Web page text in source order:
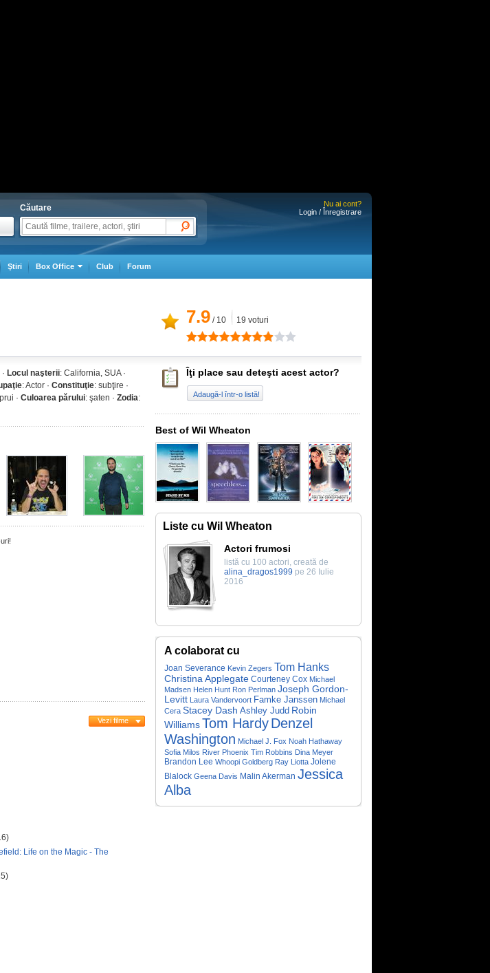
Căutare
Nu ai cont?
Login / Înregistrare
Ştiri Box Office Club Forum
7.9 / 10 19 voturi
Locul naşterii: California, SUA ·
: Actor · Constituţie: subţire ·
· Culoarea părului: şaten · Zodia:
Vezi filme
Life on the Magic - The
Îţi place sau deteşti acest actor?
Adaugă-l într-o listă!
Best of Wil Wheaton
Liste cu Wil Wheaton
Actori frumosi
listă cu 100 actori, creată de
alina_dragos1999 pe 26 Iulie
2016
A colaborat cu
Joan Severance Kevin Zegers Tom Hanks
Christina Applegate Courteney Cox Michael
Madsen Helen Hunt Ron Perlman Joseph Gordon-
Levitt Laura Vandervoort Famke Janssen Michael
Cera Stacey Dash Ashley Judd Robin
WilliamsTom HardyDenzel
Washington Michael J. Fox Noah Hathaway
Sofia Milos River Phoenix Tim Robbins Dina Meyer
Brandon Lee Whoopi Goldberg Ray Liotta Jolene
Blalock Geena Davis Malin Akerman Jessica
Alba